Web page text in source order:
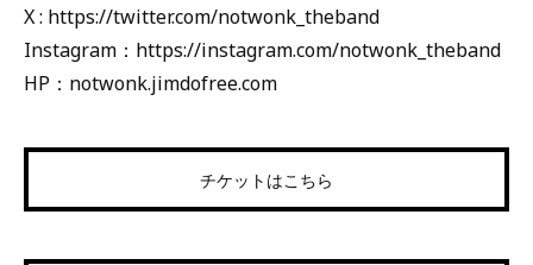
X : https://twitter.com/notwonk_theband
Instagram：https://instagram.com/notwonk_theband
HP：notwonk.jimdofree.com
チケットはこちら